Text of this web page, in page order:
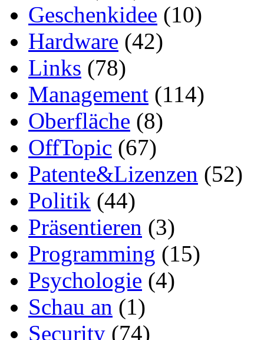
Geschenkidee (10)
Hardware (42)
Links (78)
Management (114)
Oberfläche (8)
OffTopic (67)
Patente&Lizenzen (52)
Politik (44)
Präsentieren (3)
Programming (15)
Psychologie (4)
Schau an (1)
Security (74)